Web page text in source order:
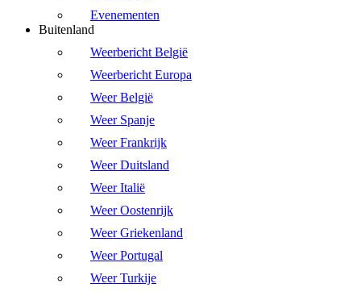
Evenementen
Buitenland
Weerbericht België
Weerbericht Europa
Weer België
Weer Spanje
Weer Frankrijk
Weer Duitsland
Weer Italië
Weer Oostenrijk
Weer Griekenland
Weer Portugal
Weer Turkije